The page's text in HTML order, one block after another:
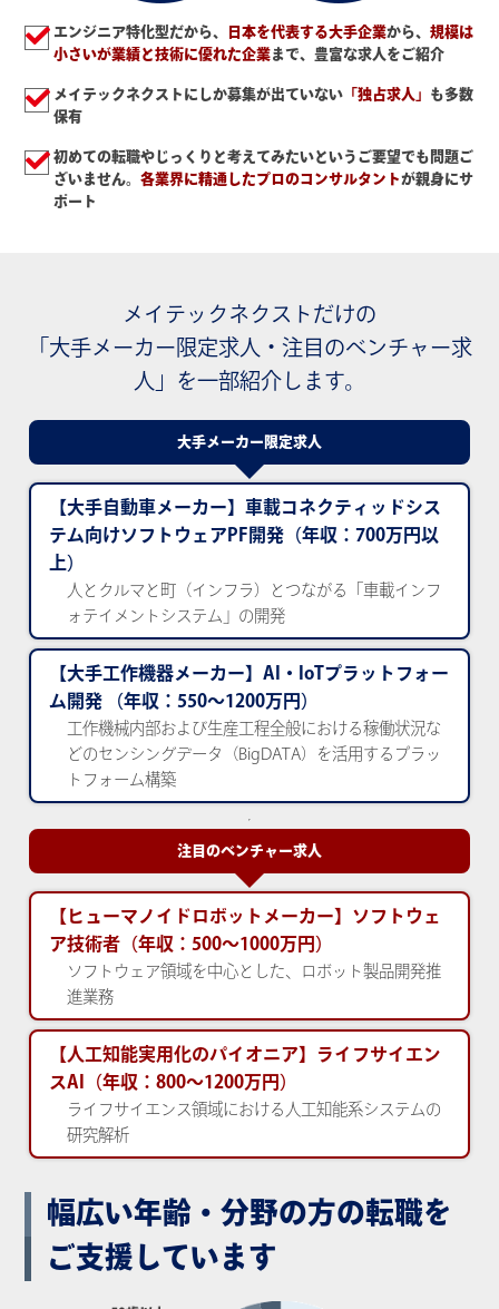
エンジニア特化型だから、 日本を代表する大手企業から、 規模は
小さいが業績と技術に優れた企業まで、豊富な求人をご紹介
メイテックネクストにしか募集が出ていない 「独占求人」 も多数
保有
初めての転職やじっくりと考えてみたいというご要望でも問題ご
ざいません。 各業界に精通したプロのコンサルタントが親身にサ
ポート
メイテックネクストだけの
「大手メーカー限定求人・注目のベンチャー求
人」を一部紹介します。
大手メーカー限定求人
【大手自動車メーカー】車載コネクティッドシス
テム向けソフトウェアPF開発（年収：700万円以
上）
人とクルマと町（インフラ）とつながる「車載インフ
ォテイメントシステム」の開発
【大手工作機器メーカー】AI・IoTプラットフォー
ム開発 （年収：550～1200万円）
工作機械内部および生産工程全般における稼働状況な
どのセンシングデータ（BigDATA）を活用するプラッ
トフォーム構築
注目のベンチャー求人
【ヒューマノイドロボットメーカー】 ソフトウェ
ア技術者（年収：500～1000万円）
ソフトウェア領域を中心とした、ロボット製品開発推
進業務
【人工知能実用化のパイオニア】 ライフサイエン
スAI（年収：800～1200万円）
ライフサイエンス領域における人工知能系システムの
研究解析
幅広い年齢・分野の方の転職を
ご支援しています